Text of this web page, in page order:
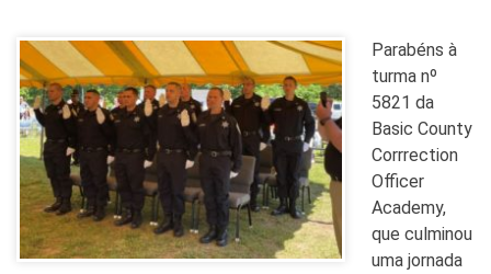
Parabéns à
turma nº
5821 da
Basic County
Corrrection
Officer
Academy,
que culminou
uma jornada